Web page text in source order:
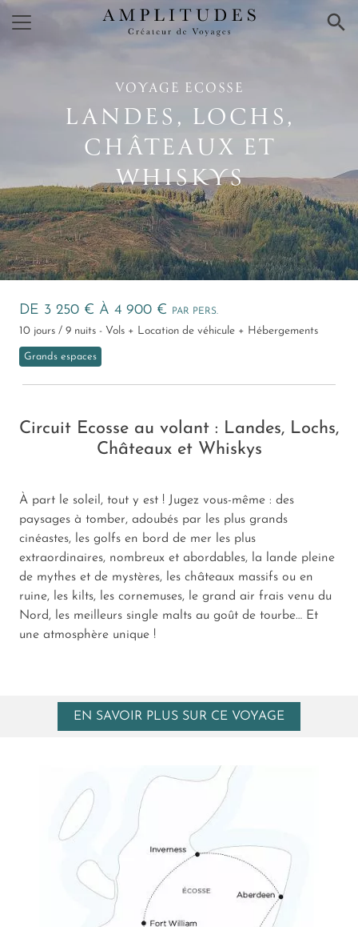
×
VOYAGE ECOSSE
LANDES, LOCHS,
CHÂTEAUX ET
WHISKYS
DE 3 250 € À 4 900 € PAR PERS.
10 jours / 9 nuits - Vols + Location de véhicule + Hébergements
Grands espaces
Circuit Ecosse au volant : Landes, Lochs,
Châteaux et Whiskys
À part le soleil, tout y est ! Jugez vous-même : des
paysages à tomber, adoubés par les plus grands
cinéastes, les golfs en bord de mer les plus
extraordinaires, nombreux et abordables, la lande pleine
de mythes et de mystères, les châteaux massifs ou en
ruine, les kilts, les cornemuses, le grand air frais venu du
Nord, les meilleurs single malts au goût de tourbe… Et
une atmosphère unique !
EN SAVOIR PLUS SUR CE VOYAGE